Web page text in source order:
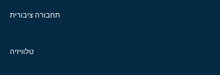
תחבורה ציבורית
טלוויזיה